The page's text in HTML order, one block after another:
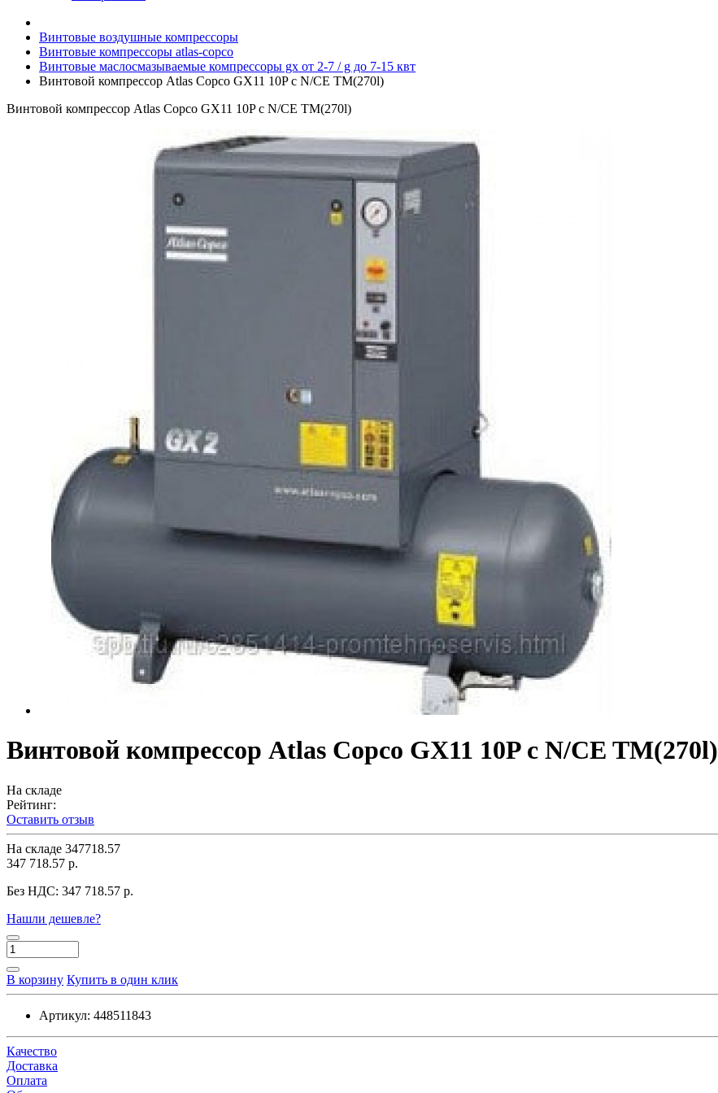
Винтовые воздушные компрессоры
Винтовые компрессоры atlas-copco
Винтовые маслосмазываемые компрессоры gx от 2-7 / g до 7-15 квт
Винтовой компрессор Atlas Copco GX11 10P c N/CE TM(270l)
Винтовой компрессор Atlas Copco GX11 10P c N/CE TM(270l)
Винтовой компрессор Atlas Copco GX11 10P c N/CE TM(270l)
На складе
Рейтинг:
Оставить отзыв
На складе 347718.57
347 718.57 р.
Без НДС: 347 718.57 р.
Нашли дешевле?
В корзину Купить в один клик
Артикул: 448511843
Качество
Доставка
Оплата